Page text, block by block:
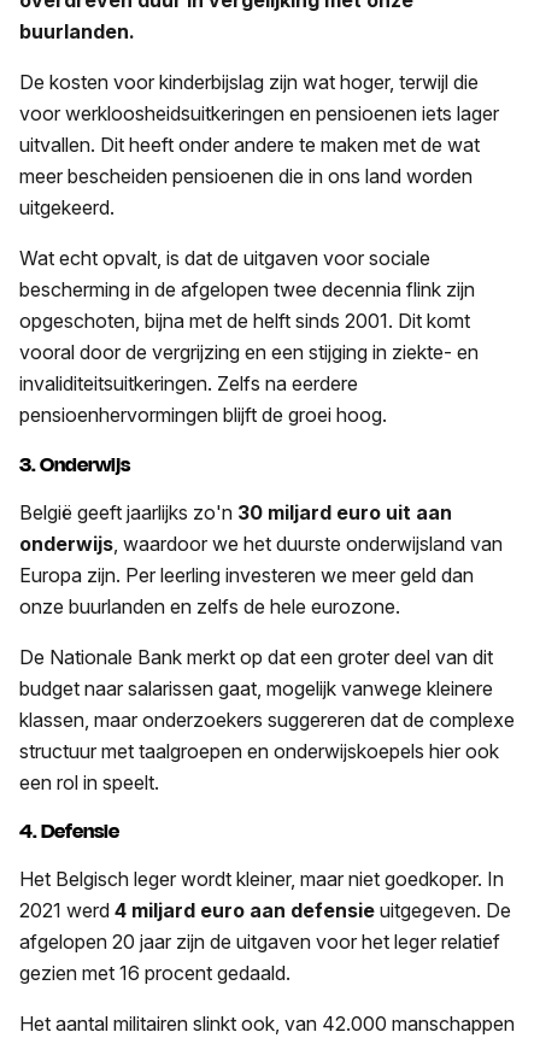
buurlanden.
De kosten voor kinderbijslag zijn wat hoger, terwijl die
voor werkloosheidsuitkeringen en pensioenen iets lager
uitvallen. Dit heeft onder andere te maken met de wat
meer bescheiden pensioenen die in ons land worden
uitgekeerd.
Wat echt opvalt, is dat de uitgaven voor sociale
bescherming in de afgelopen twee decennia flink zijn
opgeschoten, bijna met de helft sinds 2001. Dit komt
vooral door de vergrijzing en een stijging in ziekte- en
invaliditeitsuitkeringen. Zelfs na eerdere
pensioenhervormingen blijft de groei hoog.
3. Onderwijs
België geeft jaarlijks zo'n 30 miljard euro uit aan
onderwijs , waardoor we het duurste onderwijsland van
Europa zijn. Per leerling investeren we meer geld dan
onze buurlanden en zelfs de hele eurozone.
De Nationale Bank merkt op dat een groter deel van dit
budget naar salarissen gaat, mogelijk vanwege kleinere
klassen, maar onderzoekers suggereren dat de complexe
structuur met taalgroepen en onderwijskoepels hier ook
een rol in speelt.
4. Defensie
Het Belgisch leger wordt kleiner, maar niet goedkoper. In
2021 werd 4 miljard euro aan defensie uitgegeven. De
afgelopen 20 jaar zijn de uitgaven voor het leger relatief
gezien met 16 procent gedaald.
Het aantal militairen slinkt ook, van 42.000 manschappen